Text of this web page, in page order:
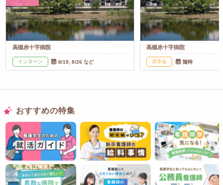
高槻赤十字病院
インターン 8/19, 8/26 など
高槻赤十字病院
見学会 随時
おすすめの特集